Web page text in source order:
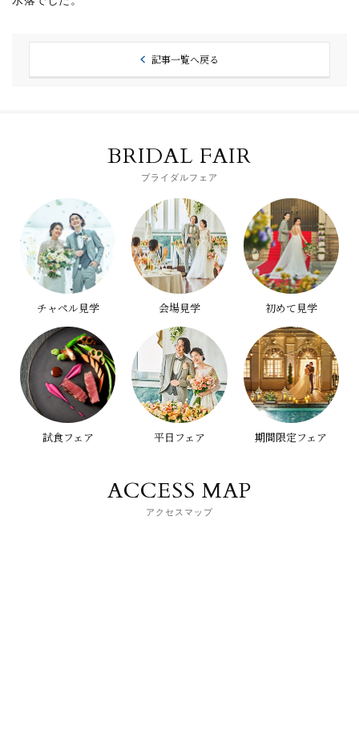
記事一覧へ戻る
BRIDAL FAIR
ブライダルフェア
チャペル見学 会場見学 初めて見学
試食フェア 平日フェア 期間限定フェア
ACCESS MAP
アクセスマップ